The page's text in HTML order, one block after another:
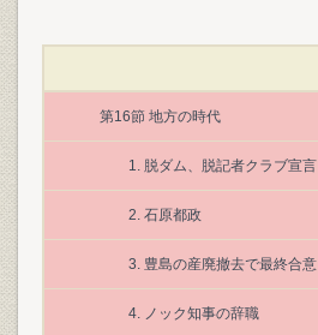
第16節 地方の時代
1. 脱ダム、脱記者クラブ宣言
2. 石原都政
3. 豊島の産廃撤去で最終合意
4. ノック知事の辞職